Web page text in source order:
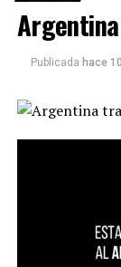
Publicada hace